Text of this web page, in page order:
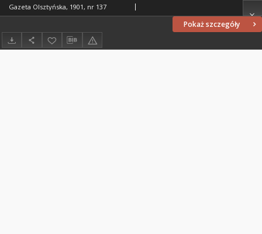
Pokaż szczegóły
Gazeta Olsztyńska, 1901, nr 137